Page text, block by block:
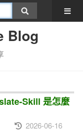
Blog
Skill 是怎麼
2026-06-16